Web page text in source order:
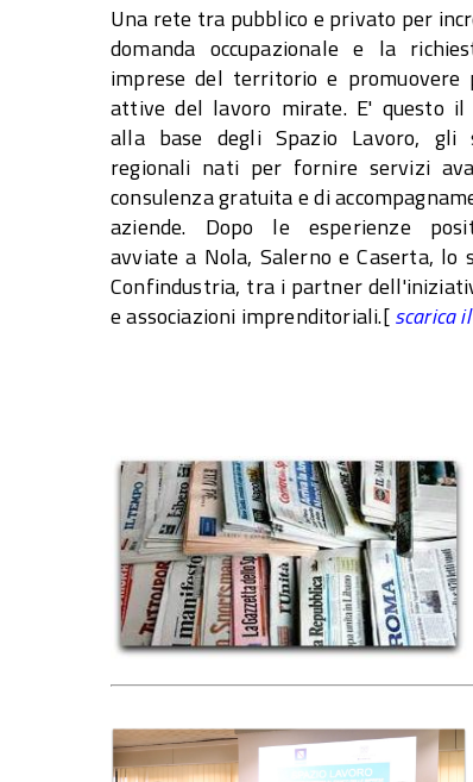
Una rete tra pubblico e privato per
domanda occupazionale e la
imprese del territorio e promuovere
attive del lavoro mirate. E' questo il
alla base degli Spazio Lavoro, gli
regionali nati per fornire servizi
consulenza gratuita e di
aziende. Dopo le esperienze
avviate a Nola, Salerno e Caserta,
Confindustria, tra i partner
e associazioni imprenditoriali.[scarica il